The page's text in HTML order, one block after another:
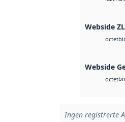
Webside
octet
Webside
octet
Ingen registrerte